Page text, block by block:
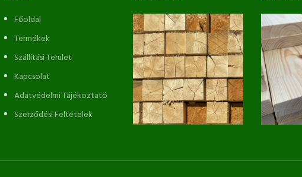
Főoldal
Termékek
Szállítási Terület
Kapcsolat
Adatvédelmi Tájékoztató
Szerződési Feltételek